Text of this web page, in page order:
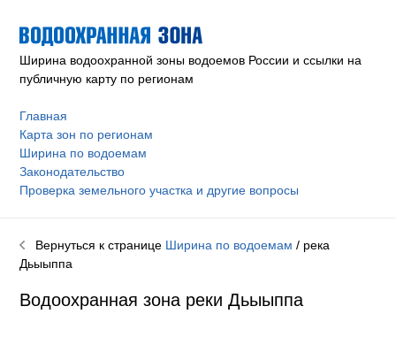
Ширина водоохранной зоны водоемов России и ссылки на
публичную карту по регионам
Главная
Карта зон по регионам
Ширина по водоемам
Законодательство
Проверка земельного участка и другие вопросы
Вернуться к странице Ширина по водоемам / река
Дьыыппа
Водоохранная зона реки Дьыыппа